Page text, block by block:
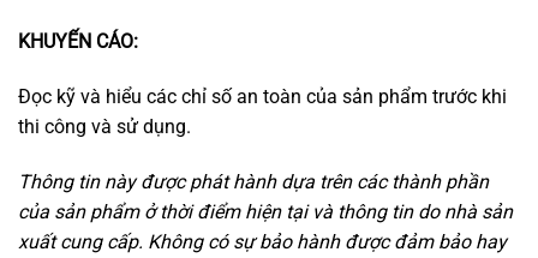
KHUYẾN CÁO:
Đọc kỹ và hiểu các chỉ số an toàn của sản phẩm trước khi
thi công và sử dụng.
Thông tin này được phát hành dựa trên các thành phần
của sản phẩm ở thời điểm hiện tại và thông tin do nhà sản
xuất cung cấp. Không có sự bảo hành được đảm bảo hay